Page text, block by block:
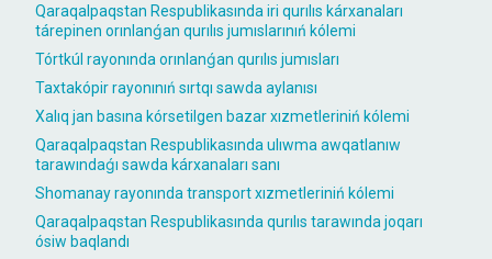
Qaraqalpaqstan Respublikasında iri qurılıs kárxanaları
tárepinen orınlanǵan qurılıs jumıslarınıń kólemi
Tórtkúl rayonında orınlanǵan qurılıs jumısları
Taxtakópir rayonınıń sırtqı sawda aylanısı
Xalıq jan basına kórsetilgen bazar xızmetleriniń kólemi
Qaraqalpaqstan Respublikasında ulıwma awqatlanıw
tarawındaǵı sawda kárxanaları sanı
Shomanay rayonında transport xızmetleriniń kólemi
Qaraqalpaqstan Respublikasında qurılıs tarawında joqarı
ósiw baqlandı